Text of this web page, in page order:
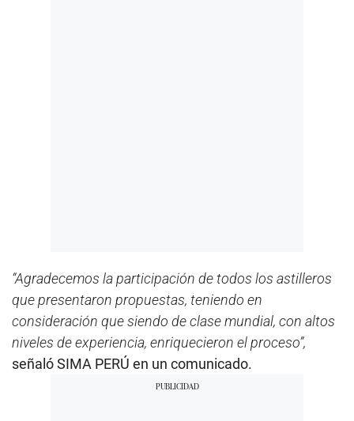
“Agradecemos la participación de todos los astilleros
que presentaron propuestas, teniendo en
consideración que siendo de clase mundial, con altos
niveles de experiencia, enriquecieron el proceso”,
señaló SIMA PERÚ en un comunicado.